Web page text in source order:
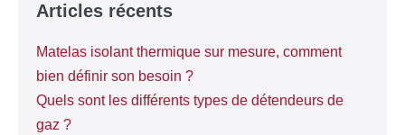
Articles récents
Matelas isolant thermique sur mesure, comment
bien définir son besoin ?
Quels sont les différents types de détendeurs de
gaz ?